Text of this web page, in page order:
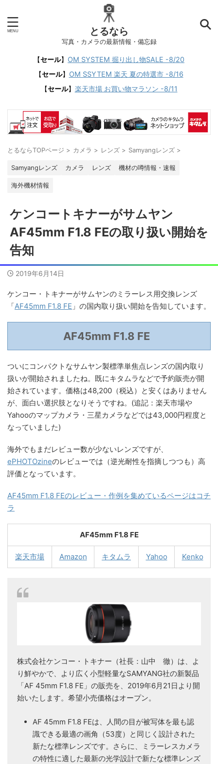
とるなら
写真・カメラの最新情報・備忘録
【セール】 OM SYSTEM 掘り出し物SALE -8/20
【セール】 OM SSYTEM 楽天 夏の特選市 -8/16
【セール】 楽天市場 お買い物マラソン -8/11
とるならTOPページ > カメラ > レンズ > Samyangレンズ >
Samyangレンズ カメラ レンズ 機材の噂情報・速報
海外機材情報
ケンコートキナーがサムヤン
AF45mm F1.8 FEの取り扱い開始を
告知
2019年6月14日
ケンコー・トキナーがサムヤンのミラーレス用交換レンズ
「AF45mm F1.8 FE 」の国内取り扱い開始を告知しています。
AF45mm F1.8 FE
ついにコンパクトなサムヤン製標準単焦点レンズの国内取り
扱いが開始されましたね。既にキタムラなどで予約販売が開
始されています。価格は48,200（税込）と安くはありません
が、面白い選択肢となりそうですね。(追記：楽天市場や
Yahooのマップカメラ・三星カメラなどでは43,000円程度と
なっていました)
海外でもまだレビュー数が少ないレンズですが、
ePHOTOzineのレビューでは（逆光耐性を指摘しつつも）高
評価となっています。
AF45mm F1.8 FEのレビュー・作例を集めているページはコチ
ラ
AF45mm F1.8 FE
楽天市場 Amazon キタムラ Yahoo Kenko
株式会社ケンコー・トキナー（社長：山中 徹）は、よ
り鮮やかで、より広く小型軽量なSAMYANG社の新製品
「AF 45mm F1.8 FE」の販売を、2019年6月21日より開
始いたします。希望小売価格はオープン。
AF 45mm F1.8 FEは、人間の目が被写体を最も認
識できる最適の画角（53度）と同じく設計された
新たな標準レンズです。さらに、ミラーレスカメラ
の特性に適した最新の光学設計で新たな標準レンズ